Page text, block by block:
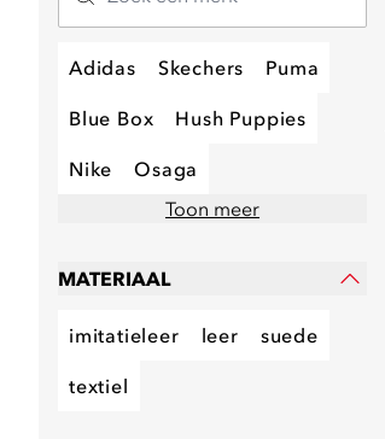
Adidas Skechers Puma
Blue Box Hush Puppies
Nike
Osaga
Toon meer
MATERIAAL
imitatieleer leer suede
textiel